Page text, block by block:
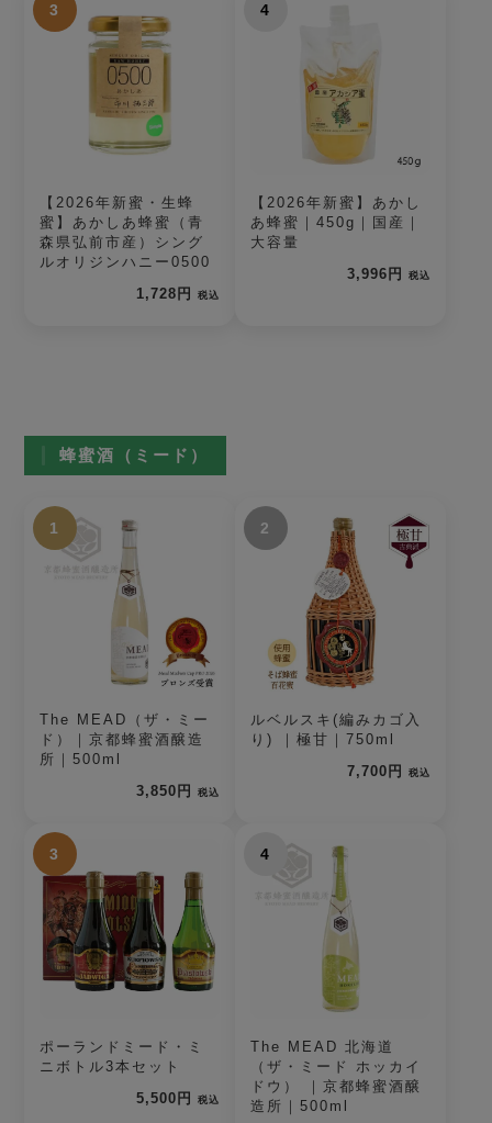
3
【2026年新蜜・生蜂
蜜】あかしあ蜂蜜（青
森県弘前市産）シング
ルオリジンハニー0500
1,728円
税込
4
【2026年新蜜】あかし
あ蜂蜜｜450g｜国産｜
大容量
3,996円
税込
蜂蜜酒（ミード）
1
The MEAD（ザ・ミー
ド）｜京都蜂蜜酒醸造
所｜500ml
3,850円
税込
2
ルベルスキ(編みカゴ入
り) ｜極甘｜750ml
7,700円
税込
3
ポーランドミード・ミ
ニボトル3本セット
5,500円
税込
4
The MEAD 北海道
（ザ・ミード ホッカイ
ドウ） ｜京都蜂蜜酒醸
造所｜500ml